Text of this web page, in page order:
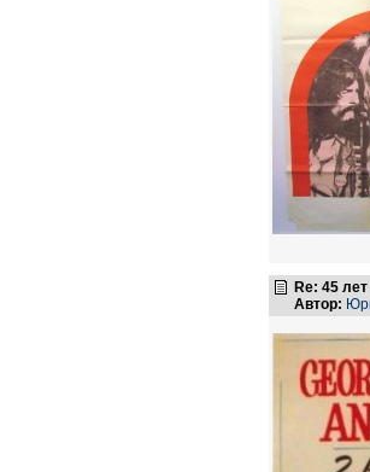
Re: 45
Автор: